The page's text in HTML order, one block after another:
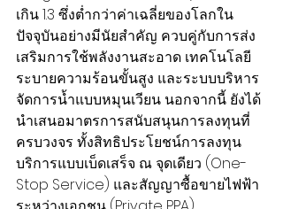
เกิน 1.3 ซึ่งต่ำกว่าค่าเฉลี่ยของโลกใน
ปัจจุบันอย่างมีนัยสำคัญ ควบคู่กับการส่ง
เสริมการใช้พลังงานสะอาด เทคโนโลยี
ระบายความร้อนขั้นสูง และระบบบริหาร
จัดการน้ำแบบหมุนเวียน นอกจากนี้ ยังได้
นำเสนอมาตรการสนับสนุนการลงทุนที่
ครบวงจร ทั้งสิทธิประโยชน์การลงทุน
บริการแบบเบ็ดเสร็จ ณ จุดเดียว (One-
Stop Service) และสัญญาซื้อขายไฟฟ้า